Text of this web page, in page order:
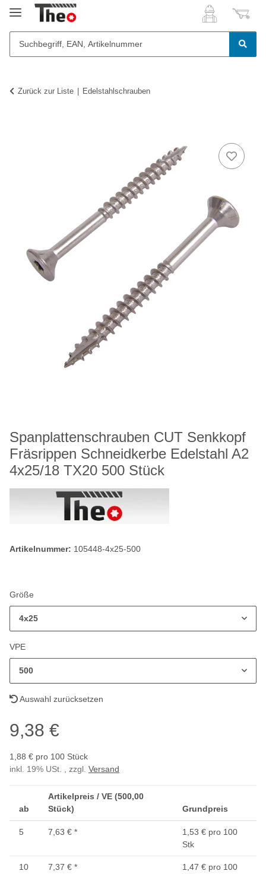
Zurück zur Liste Edelstahlschrauben
Spanplattenschrauben CUT Senkkopf
Fräsrippen Schneidkerbe Edelstahl A2
4x25/18 TX20 500 Stück
Artikelnummer: 105448-4x25-500
Größe
4x25
VPE
500
Auswahl zurücksetzen
9,38 €
1,88 € pro 100 Stück
inkl. 19% USt. , zzgl. Versand
ab
Artikelpreis / VE (500,00
Stück)
Grundpreis
5 7,63 € *
1,53 € pro 100
Stk
10 7,37 € *
1,47 € pro 100